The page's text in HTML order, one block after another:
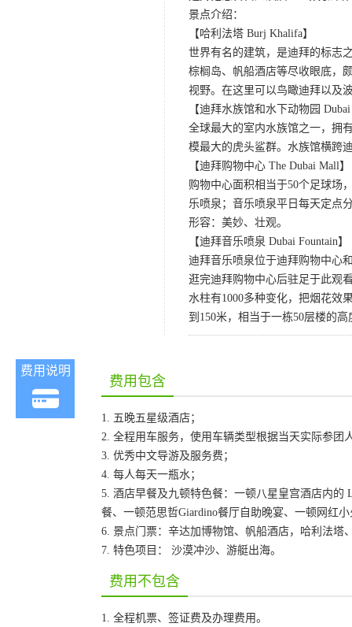
景点介绍：
【哈利法塔 Burj Khalifa】
世界有名的建筑，是迪拜的标志
棕榈岛、帆船酒店等尽收眼底，
视野。在这里可以鸟瞰迪拜以及
【迪拜水族馆和水下动物园
全球最大的室内水族馆之一，拥
模最大的虎头鲨群。水族馆横跨
【迪拜购物中心 The Dubai Mall】
购物中心面积相当于50个足球场
乐喷泉；音乐喷泉平日每天定点
形容：美妙、壮观。
【迪拜音乐喷泉 Dubai Fountain】
迪拜音乐喷泉位于迪拜购物中心
逛完迪拜购物中心后驻足于此观
水柱有1000多种变化，把烟花效
到150米，相当于一栋50层楼的高
费用说明
费用包含
1. 五晚五星级酒店；
2. 全程用车服务，使用车辆类型根据当天实际参团
3. 优秀中文导游及服务费；
4. 每人每天一瓶水；
5. 酒店早餐及九顿特色餐：一顿八星皇宫酒店内的
餐、一顿范思哲Giardino餐厅自助晚宴、一顿网红
6. 景点门票：辛达加博物馆、帆船酒店，哈利法塔
7. 特色项目： 沙漠冲沙、游艇出海。
费用不包含
1. 全程机票、签证费及办理费用。